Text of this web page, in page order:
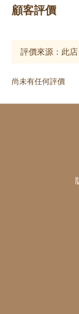
顧客評價
尚未有任何評價